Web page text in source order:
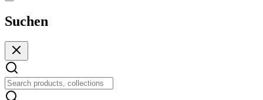
Suchen